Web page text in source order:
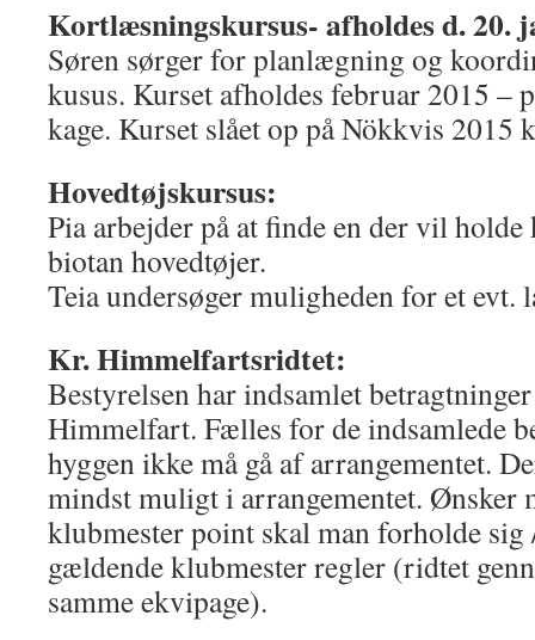
Kortlæsningskursus- afholdes d. 20.
Søren sørger for planlægning og
kusus. Kurset afholdes februar 2015 –
kage. Kurset slået op på Nökkvis 2015
Hovedtøjskursus:
Pia arbejder på at finde en der vil
biotan hovedtøjer.
Teia undersøger muligheden for et evt.
Kr. Himmelfartsridtet:
Bestyrelsen har indsamlet
Himmelfart. Fælles for de indsamlede
hyggen ikke må gå af arrangementet.
mindst muligt i arrangementet. Ønsker
klubmester point skal man forholde sig
gældende klubmester regler (ridtet
samme ekvipage).